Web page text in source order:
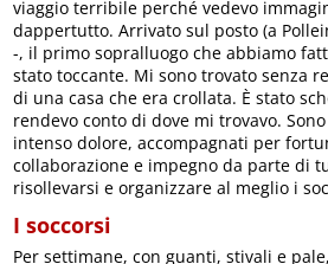
viaggio terribile perché vedevo
dappertutto. Arrivato sul posto (a
-, il primo sopralluogo che abbiamo
stato toccante. Mi sono trovato senza
di una casa che era crollata. È stato
rendevo conto di dove mi trovavo.
intenso dolore, accompagnati per
collaborazione e impegno da parte di
risollevarsi e organizzare al meglio i
I soccorsi
Per settimane, con guanti, stivali e